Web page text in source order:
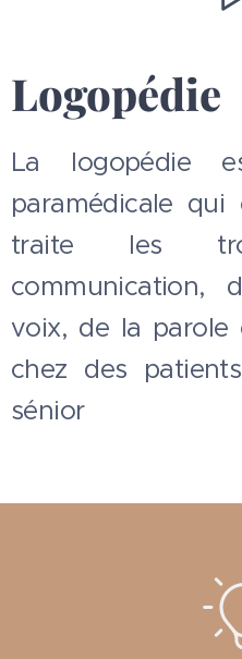
Logopédie
La logopédie
paramédicale
traite les
communication,
voix, de la
chez des
sénior